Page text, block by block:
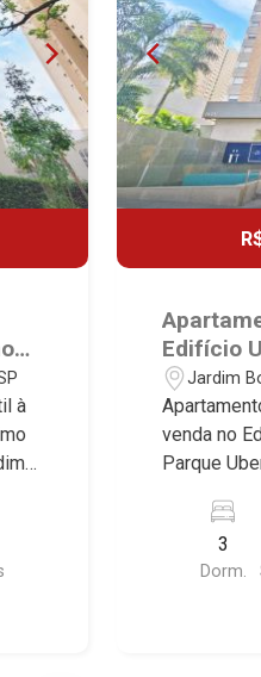
à
Edifício
Parque
Preto/SP.
Jardim
venda no
Parque
as
Martinelli
você: - 130m² de área útil - 3 suítes
3
Dorm.